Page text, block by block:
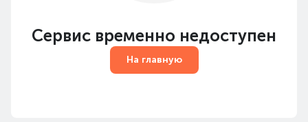
Сервис временно недоступен
На главную